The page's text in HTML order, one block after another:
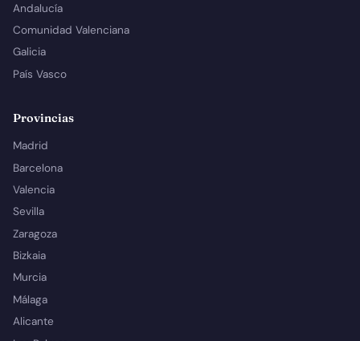
Andalucía
Comunidad Valenciana
Galicia
País Vasco
Provincias
Madrid
Barcelona
Valencia
Sevilla
Zaragoza
Bizkaia
Murcia
Málaga
Alicante